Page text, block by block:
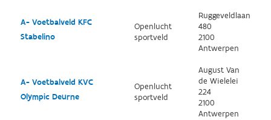
A- Voetbalveld KFC
Stabelino
Openlucht
sportveld
Ruggeveldlaan
480
2100
Antwerpen
A- Voetbalveld KVC
Olympic Deurne
Openlucht
sportveld
August Van
de Wielelei
224
2100
Antwerpen